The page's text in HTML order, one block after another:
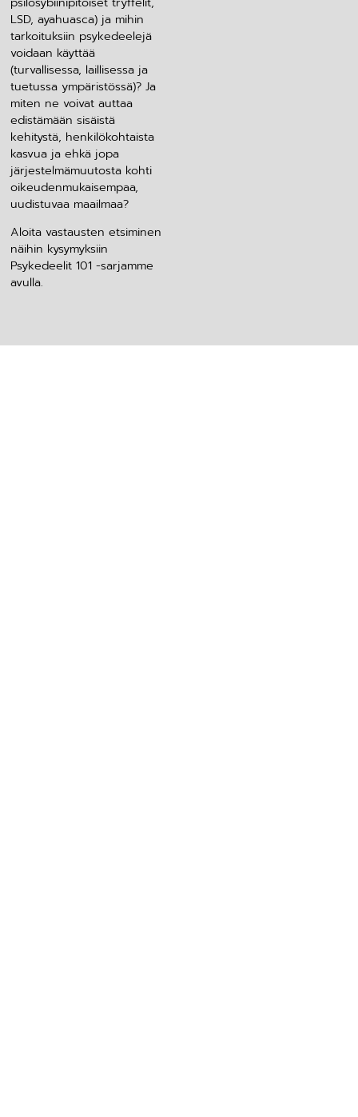
LSD, ayahuasca) ja mihin
tarkoituksiin psykedeelejä
voidaan käyttää
(turvallisessa, laillisessa ja
tuetussa ympäristössä)? Ja
miten ne voivat auttaa
edistämään sisäistä
kehitystä, henkilökohtaista
kasvua ja ehkä jopa
järjestelmämuutosta kohti
oikeudenmukaisempaa,
uudistuvaa maailmaa?
Aloita vastausten etsiminen
näihin kysymyksiin
Psykedeelit 101 -sarjamme
avulla.